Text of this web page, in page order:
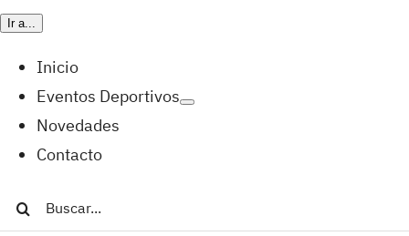
Ir a...
Inicio
Eventos Deportivos
Novedades
Contacto
Buscar: